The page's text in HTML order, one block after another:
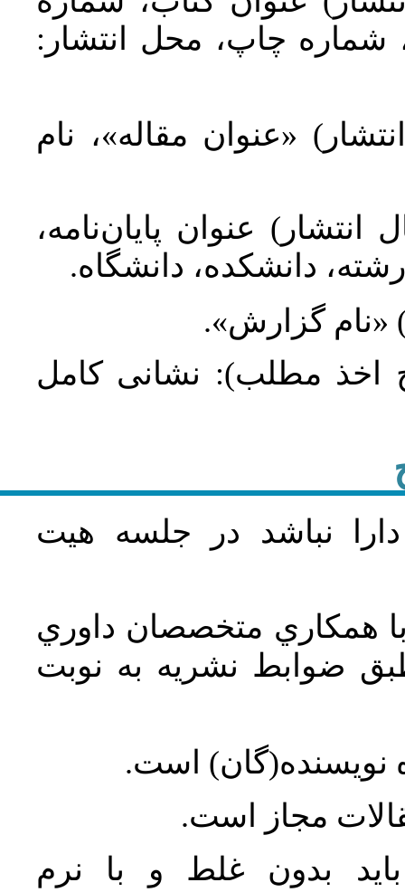
شماره چاپ، محل انتشار:
«عنوان مقاله»، نام
انتشار) عنوان پایان‌نامه،
دانشکده، دانشگاه.
«نام گزارش».
اخذ مطلب): نشانی کامل
نباشد در جلسه هيت
همکاري متخصصان داوري
ضوابط نشريه به نوبت
است.
مجاز است.
بدون غلط و با نرم